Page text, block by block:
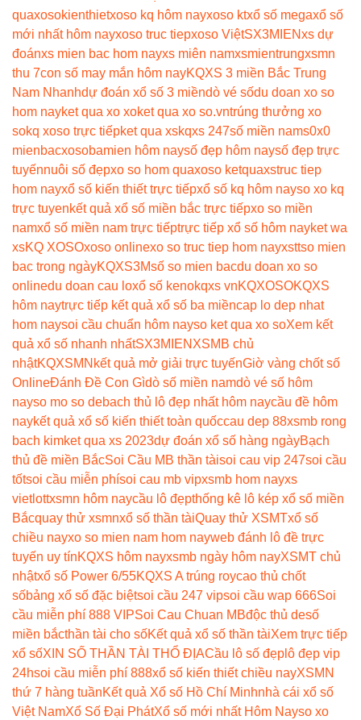
quaxosokienthietxoso kq hôm nayxoso ktxổ số megaxổ số
mới nhất hôm nayxoso truc tiepxoso ViệtSX3MIENxs dự
đoánxs mien bac hom nayxs miên namxsmientrungxsmn
thu 7con số may mắn hôm nayKQXS 3 miền Bắc Trung
Nam Nhanhdự đoán xổ số 3 miềndò vé sốdu doan xo so
hom nayket qua xo xoket qua xo so.vntrúng thưởng xo
sokq xoso trực tiếpket qua xskqxs 247số miền nams0x0
mienbacxosobamien hôm naysố đẹp hôm naysố đẹp trực
tuyếnnuôi số đẹpxo so hom quaxoso ketquaxstruc tiep
hom nayxổ số kiến thiết trực tiếpxổ số kq hôm nayso xo kq
trực tuyenkết quả xổ số miền bắc trực tiếpxo so miền
namxổ số miền nam trực tiếptrực tiếp xổ số hôm nayket wa
xsKQ XOSOxoso onlinexo so truc tiep hom nayxsttso mien
bac trong ngàyKQXS3Msố so mien bacdu doan xo so
onlinedu doan cau loxổ số kenokqxs vnKQXOSOKQXS
hôm naytrực tiếp kết quả xổ số ba miềncap lo dep nhat
hom naysoi cầu chuẩn hôm nayso ket qua xo soXem kết
quả xổ số nhanh nhấtSX3MIEN XSMB chủ
nhậtKQXSMN kết quả mở giải trực tuyếnGiờ vàng chốt số
OnlineĐánh Đề Con Gìdò số miền namdò vé số hôm
nayso mo so debach thủ lô đẹp nhất hôm naycầu đề hôm
naykết quả xổ số kiến thiết toàn quốccau dep 88xsmb rong
bach kimket qua xs 2023dự đoán xổ số hàng ngàyBạch
thủ đề miền BắcSoi Cầu MB thần tàisoi cau vip 247soi cầu
tốtsoi cầu miễn phísoi cau mb vipxsmb hom nayxs
vietlottxsmn hôm naycầu lô đẹpthống kê lô kép xổ số miền
Bắcquay thử xsmnxổ số thần tàiQuay thử XSMTxổ số
chiều nayxo so mien nam hom nayweb đánh lô đề trực
tuyến uy tínKQXS hôm nayxsmb ngày hôm nayXSMT chủ
nhậtxổ số Power 6/55KQXS A trúng roycao thủ chốt
sốbảng xổ số đặc biệtsoi cầu 247 vipsoi cầu wap 666Soi
cầu miễn phí 888 VIPSoi Cau Chuan MBđộc thủ desố
miền bắcthần tài cho sốKết quả xổ số thần tàiXem trực tiếp
xổ sốXIN SỐ THẦN TÀI THỔ ĐỊACầu lô số đẹp lô đẹp vip
24hsoi cầu miễn phí 888xổ số kiến thiết chiều nayXSMN
thứ 7 hàng tuầnKết quả Xổ số Hồ Chí Minhnhà cái xổ số
Việt NamXổ Số Đại PhátXổ số mới nhất Hôm Nayso xo